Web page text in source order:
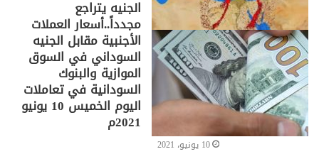
الجنيه يتراجع
مجدداً..أسعار العملات
الأجنبية مقابل الجنيه
السوداني في السوق
الموازية والبنوك
السودانية في تعاملات
اليوم الخميس 10 يونيو
2021م
10 يونيو، 2021